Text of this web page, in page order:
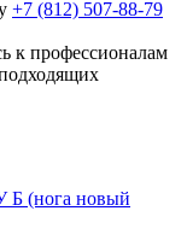
+7 (812) 507-88-79
к профессионалам